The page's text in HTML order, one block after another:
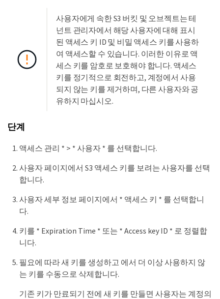
사용자에게 속한 S3 버킷 및 오브젝트는 테
넌트 관리자에서 해당 사용자에 대해 표시
된 액세스 키 ID 및 비밀 액세스 키를 사용하
여 액세스할 수 있습니다. 이러한 이유로 액
세스 키를 암호로 보호해야 합니다. 액세스
키를 정기적으로 회전하고, 계정에서 사용
되지 않는 키를 제거하며, 다른 사용자와 공
유하지 마십시오.
단계
액세스 관리 * > * 사용자 * 를 선택합니다.
사용자 페이지에서 S3 액세스 키를 보려는 사용자를 선택
합니다.
사용자 세부 정보 페이지에서 * 액세스 키 * 를 선택합니
다.
키를 * Expiration Time * 또는 * Access key ID * 로 정렬합
니다.
필요에 따라 새 키를 생성하고 에서 더 이상 사용하지 않
는 키를 수동으로 삭제합니다.
기존 키가 만료되기 전에 새 키를 만들면 사용자는 계정의